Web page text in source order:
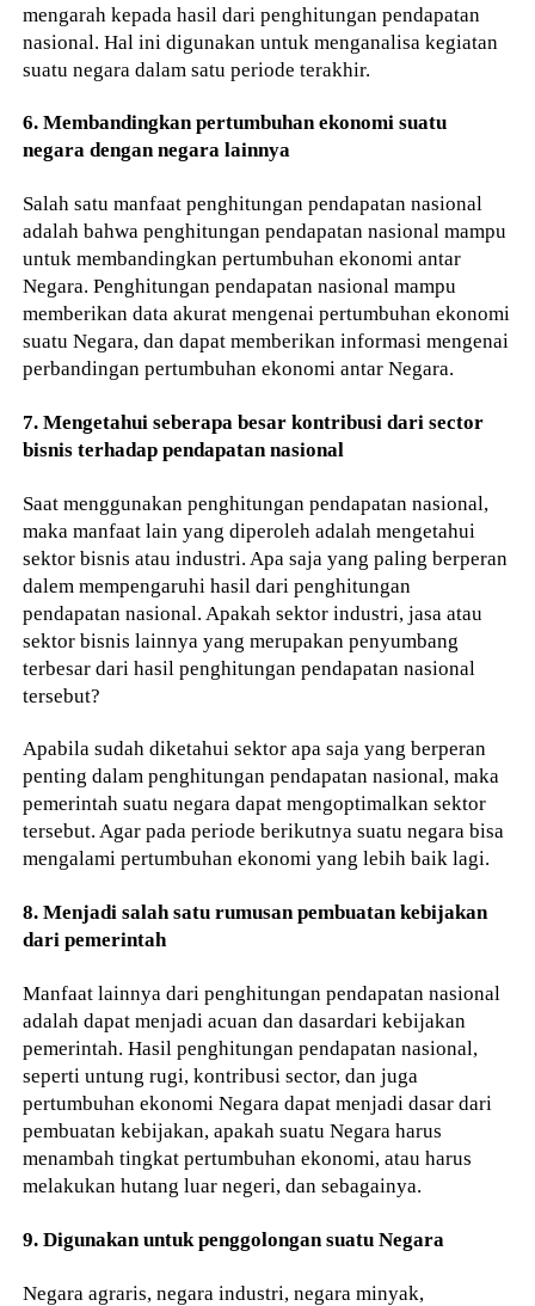
mengarah kepada hasil dari penghitungan pendapatan
nasional. Hal ini digunakan untuk menganalisa kegiatan
suatu negara dalam satu periode terakhir.
6. Membandingkan pertumbuhan ekonomi suatu
negara dengan negara lainnya
Salah satu manfaat penghitungan pendapatan nasional
adalah bahwa penghitungan pendapatan nasional mampu
untuk membandingkan pertumbuhan ekonomi antar
Negara. Penghitungan pendapatan nasional mampu
memberikan data akurat mengenai pertumbuhan ekonomi
suatu Negara, dan dapat memberikan informasi mengenai
perbandingan pertumbuhan ekonomi antar Negara.
7. Mengetahui seberapa besar kontribusi dari sector
bisnis terhadap pendapatan nasional
Saat menggunakan penghitungan pendapatan nasional,
maka manfaat lain yang diperoleh adalah mengetahui
sektor bisnis atau industri. Apa saja yang paling berperan
dalem mempengaruhi hasil dari penghitungan
pendapatan nasional. Apakah sektor industri, jasa atau
sektor bisnis lainnya yang merupakan penyumbang
terbesar dari hasil penghitungan pendapatan nasional
tersebut?
Apabila sudah diketahui sektor apa saja yang berperan
penting dalam penghitungan pendapatan nasional, maka
pemerintah suatu negara dapat mengoptimalkan sektor
tersebut. Agar pada periode berikutnya suatu negara bisa
mengalami pertumbuhan ekonomi yang lebih baik lagi.
8. Menjadi salah satu rumusan pembuatan kebijakan
dari pemerintah
Manfaat lainnya dari penghitungan pendapatan nasional
adalah dapat menjadi acuan dan dasardari kebijakan
pemerintah. Hasil penghitungan pendapatan nasional,
seperti untung rugi, kontribusi sector, dan juga
pertumbuhan ekonomi Negara dapat menjadi dasar dari
pembuatan kebijakan, apakah suatu Negara harus
menambah tingkat pertumbuhan ekonomi, atau harus
melakukan hutang luar negeri, dan sebagainya.
9. Digunakan untuk penggolongan suatu Negara
Negara agraris, negara industri, negara minyak,